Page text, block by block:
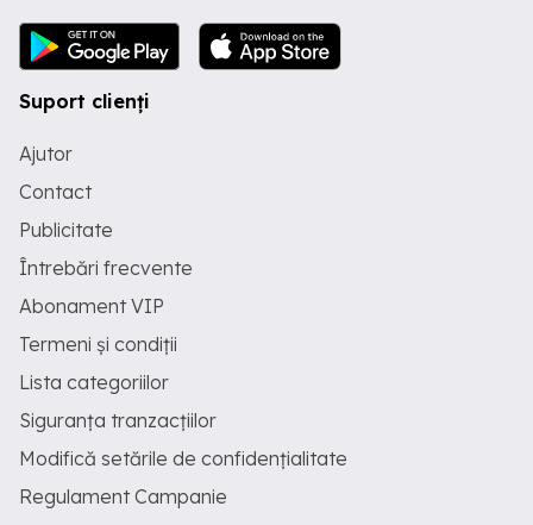
Suport clienți
Ajutor
Contact
Publicitate
Întrebări frecvente
Abonament VIP
Termeni și condiții
Lista categoriilor
Siguranța tranzacțiilor
Modifică setările de confidențialitate
Regulament Campanie